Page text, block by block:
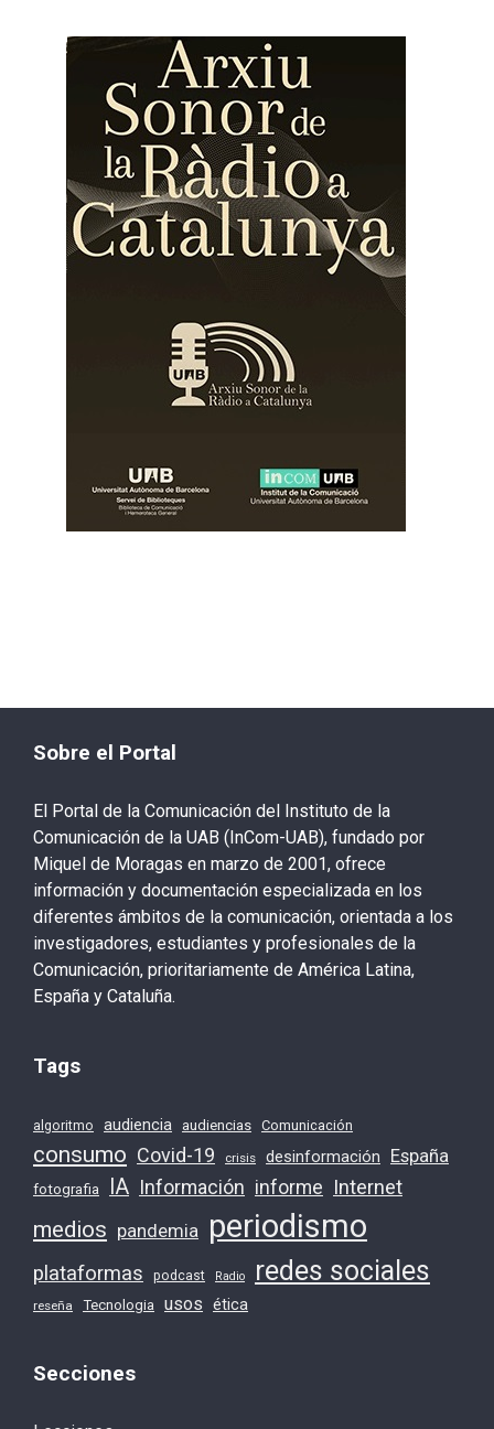
Sobre el Portal
El Portal de la Comunicación del Instituto de la
Comunicación de la UAB (InCom-UAB), fundado por
Miquel de Moragas en marzo de 2001, ofrece
información y documentación especializada en los
diferentes ámbitos de la comunicación, orientada a los
investigadores, estudiantes y profesionales de la
Comunicación, prioritariamente de América Latina,
España y Cataluña.
Tags
algoritmo audiencia audiencias Comunicación
consumo Covid-19 crisis desinformación España
fotografia IA Información informe Internet
medios pandemia periodismo
plataformas podcast Radio redes sociales
reseña Tecnologia usos ética
Secciones